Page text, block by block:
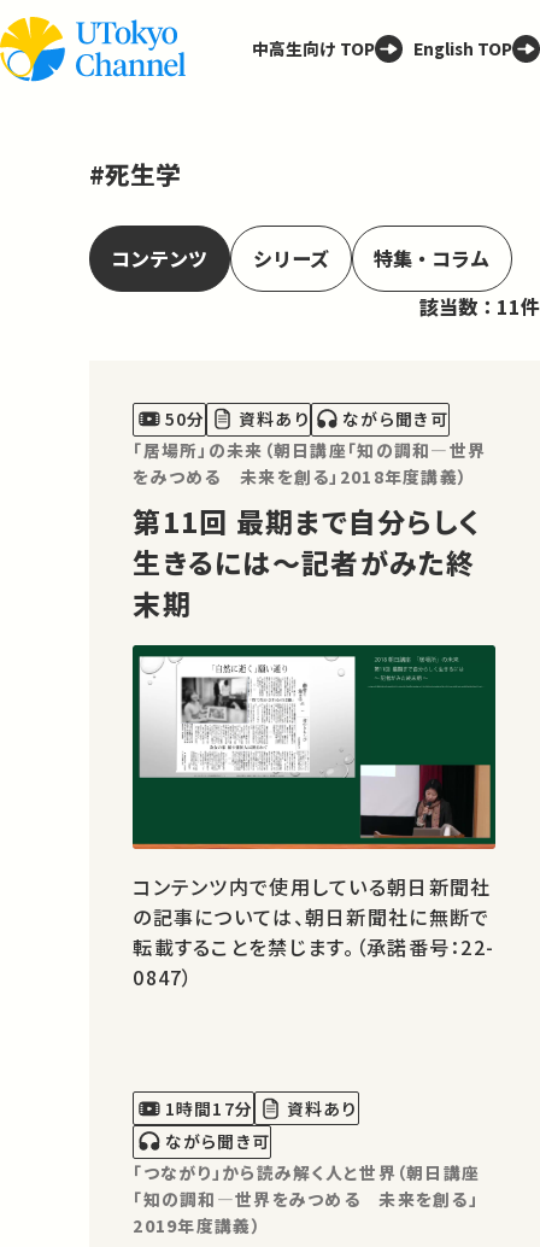
中高生向け TOP English TOP
#死生学
コンテンツ シリーズ
特集・コラム
該当数：11件
50分 資料あり
ながら聞き可
「居場所」の未来（朝日講座「知の調和―世界
をみつめる 未来を創る」2018年度講義）
第11回 最期まで自分らしく
生きるには～記者がみた終
末期
コンテンツ内で使用している朝日新聞社
の記事については、朝日新聞社に無断で
転載することを禁じます。（承諾番号：22-
0847）
1時間17分
資料あり
ながら聞き可
「つながり」から読み解く人と世界（朝日講座
「知の調和―世界をみつめる 未来を創る」
2019年度講義）